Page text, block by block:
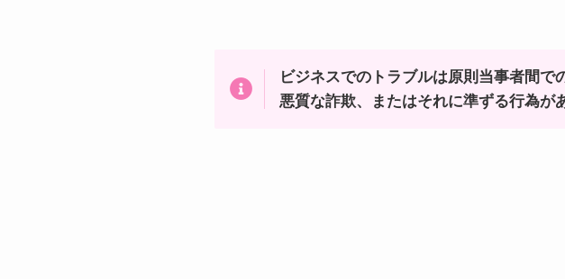
ビジネスでのトラブルは原則当事者間で
悪質な詐欺、またはそれに準ずる行為が